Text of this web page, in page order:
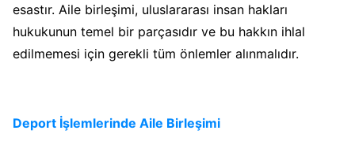
esastır. Aile birleşimi, uluslararası insan hakları
hukukunun temel bir parçasıdır ve bu hakkın ihlal
edilmemesi için gerekli tüm önlemler alınmalıdır.
Deport İşlemlerinde Aile Birleşimi